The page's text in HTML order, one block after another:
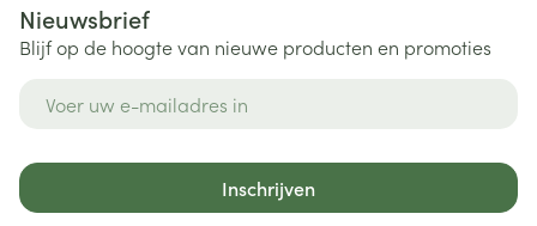
Nieuwsbrief
Blijf op de hoogte van nieuwe producten en promoties
Inschrijven